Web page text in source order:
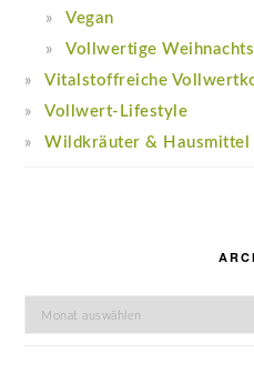
Vegan
Vollwertige
Vitalstoffreiche
Vollwert-Lifestyle
Wildkräuter & Hausmittel